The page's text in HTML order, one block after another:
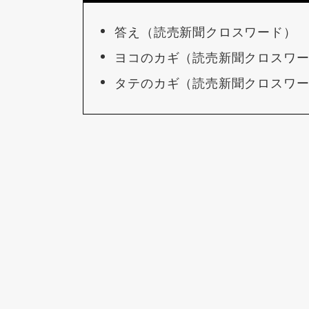
答え（読売新聞クロスワード）
ヨコのカギ（読売新聞クロスワー
タテのカギ（読売新聞クロスワー